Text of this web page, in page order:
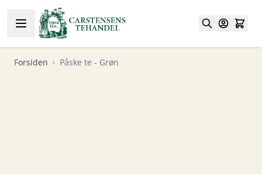
Skip to Content
Forsiden Påske te - Grøn